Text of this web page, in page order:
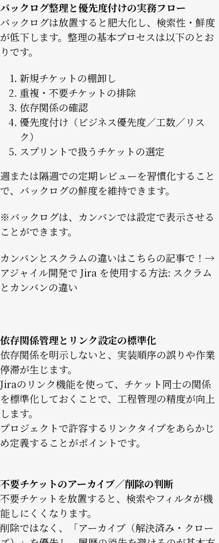
バックログ整理と優先度付けの実務フロー
バックログは放置すると肥大化し、検索性・鮮度
が低下します。整理の基本プロセスは以下のとお
りです。
新規チケットの棚卸し
重複・不要チケットの排除
依存関係の確認
優先度付け（ビジネス優先度／工数／リス
ク）
スプリントで扱うチケットの選定
週または隔週での定期レビューを習慣化すること
で、バックログの鮮度を維持できます。
※バックログは、カンバンでは設定で表示させる
ことができます。
カンバンとスクラムの違いはこちらの記事で！→
アジャイル開発で Jira を使用する方法: スクラム
とカンバンの違い
依存関係管理とリンク設定の標準化
依存関係を明示しないと、実装順序の誤りや作業
停滞が生じます。
Jiraのリンク機能を使って、チケット同士の関係
を標準化しておくことで、工程管理の精度が向上
します。
プロジェクトで許容するリンクタイプをあらかじ
め定義することがポイントです。
不要チケットのアーカイブ／削除の判断
不要チケットを放置すると、検索やフィルタが機
能しにくくなります。
削除ではなく、「アーカイブ（解決済み・クロー